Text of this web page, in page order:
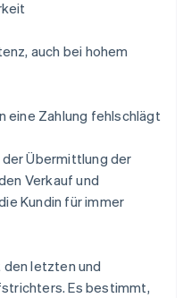
auch bei hohem
eine Zahlung fehlschlägt
der Übermittlung der
Verkauf und
Kundin für immer
letzten und
Es bestimmt,